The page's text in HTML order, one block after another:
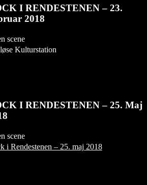
I RENDESTENEN – 23.
2018
scene
Kulturstation
I RENDESTENEN – 25. Maj
scene
i Rendestenen – 25. maj 2018